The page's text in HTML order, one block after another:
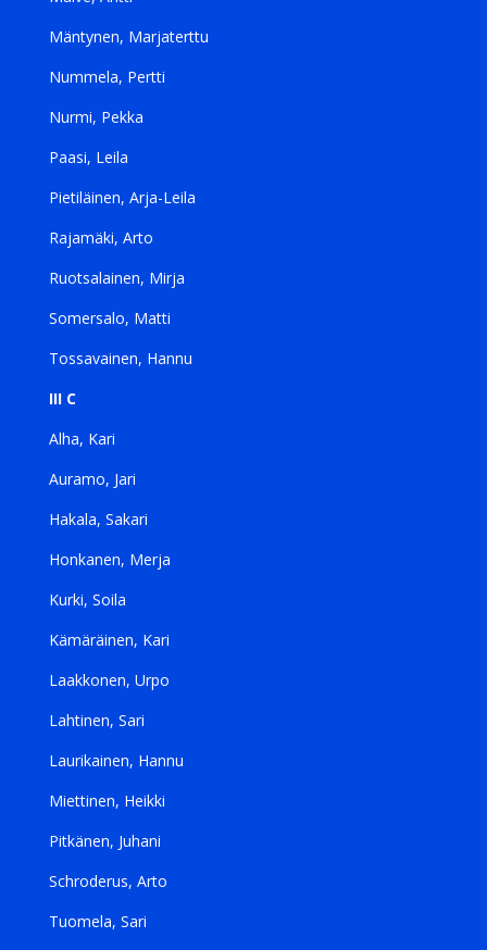
Mäntynen, Marjaterttu
Nummela, Pertti
Nurmi, Pekka
Paasi, Leila
Pietiläinen, Arja-Leila
Rajamäki, Arto
Ruotsalainen, Mirja
Somersalo, Matti
Tossavainen, Hannu
III C
Alha, Kari
Auramo, Jari
Hakala, Sakari
Honkanen, Merja
Kurki, Soila
Kämäräinen, Kari
Laakkonen, Urpo
Lahtinen, Sari
Laurikainen, Hannu
Miettinen, Heikki
Pitkänen, Juhani
Schroderus, Arto
Tuomela, Sari